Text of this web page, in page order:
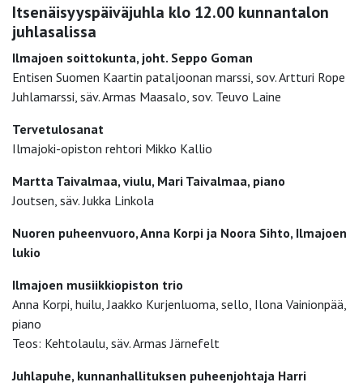
Itsenäisyyspäiväjuhla klo 12.00 kunnantalon
juhlasalissa
Ilmajoen soittokunta, joht. Seppo Goman
Entisen Suomen Kaartin pataljoonan marssi, sov. Artturi Rope
Juhlamarssi, säv. Armas Maasalo, sov. Teuvo Laine
Tervetulosanat
Ilmajoki-opiston rehtori Mikko Kallio
Martta Taivalmaa, viulu, Mari Taivalmaa, piano
Joutsen, säv. Jukka Linkola
Nuoren puheenvuoro, Anna Korpi ja Noora Sihto, Ilmajoen
lukio
Ilmajoen musiikkiopiston trio
Anna Korpi, huilu, Jaakko Kurjenluoma, sello, Ilona Vainionpää,
piano
Teos: Kehtolaulu, säv. Armas Järnefelt
Juhlapuhe, kunnanhallituksen puheenjohtaja Harri